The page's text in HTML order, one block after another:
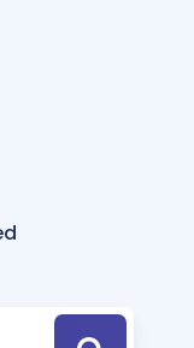
Hesaplama Aracı
için Öneriler
Tek Takvimde